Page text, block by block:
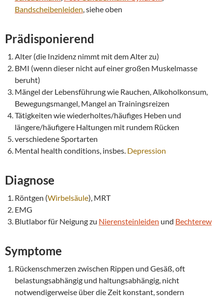
Bandscheibenleiden, siehe oben
Prädisponierend
Alter (die Inzidenz nimmt mit dem Alter zu)
BMI (wenn dieser nicht auf einer großen Muskelmasse
beruht)
Mängel der Lebensführung wie Rauchen, Alkoholkonsum,
Bewegungsmangel, Mangel an Trainingsreizen
Tätigkeiten wie wiederholtes/häufiges Heben und
längere/häufigere Haltungen mit rundem Rücken
verschiedene Sportarten
Mental health conditions, insbes. Depression
Diagnose
Röntgen (Wirbelsäule), MRT
EMG
Blutlabor für Neigung zu Nierensteinleiden und Bechterew
Symptome
Rückenschmerzen zwischen Rippen und Gesäß, oft
belastungsabhängig und haltungsabhängig, nicht
notwendigerweise über die Zeit konstant, sondern